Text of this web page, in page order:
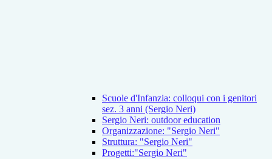
Scuole d'Infanzia: colloqui con i genitori
sez. 3 anni (Sergio Neri)
Sergio Neri: outdoor education
Organizzazione: "Sergio Neri"
Struttura: "Sergio Neri"
Progetti:"Sergio Neri"